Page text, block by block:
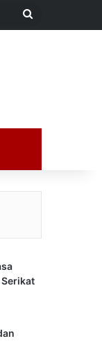
Search